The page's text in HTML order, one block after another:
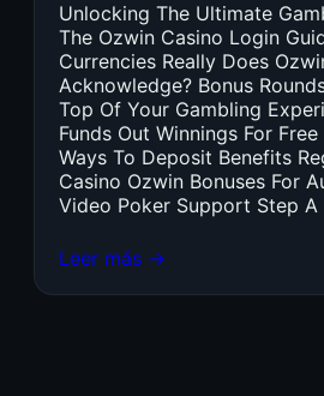
Unlocking The Ultimate
The Ozwin Casino Login
Currencies Really Does
Acknowledge? Bonus
Top Of Your Gambling
Funds Out Winnings For
Ways To Deposit Benefits
Casino Ozwin Bonuses For
Video Poker Support Step A
Leer más →